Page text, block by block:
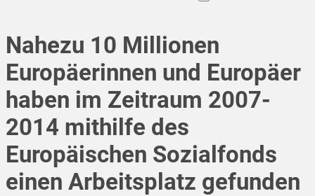
Nahezu 10 Millionen
Europäerinnen und Europäer
haben im Zeitraum 2007-
2014 mithilfe des
Europäischen Sozialfonds
einen Arbeitsplatz gefunden